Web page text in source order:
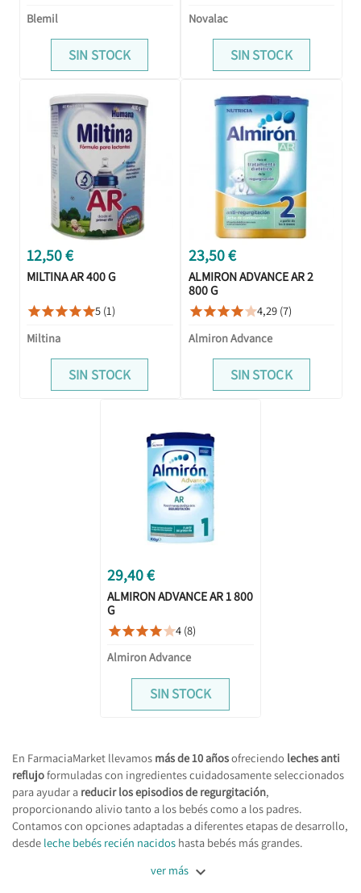
Blemil
SIN STOCK
Novalac
SIN STOCK
12,50 €
MILTINA AR 400 G
5 (1)
Miltina
SIN STOCK
23,50 €
ALMIRON ADVANCE AR 2
800 G
4,29 (7)
Almiron Advance
SIN STOCK
29,40 €
ALMIRON ADVANCE AR 1 800
G
4 (8)
Almiron Advance
SIN STOCK
En FarmaciaMarket llevamos más de 10 añosofreciendo leches anti
reflujoformuladas con ingredientes cuidadosamente seleccionados
para ayudar a reducir los episodios de regurgitación,
proporcionando alivio tanto a los bebés como a los padres.
Contamos con opciones adaptadas a diferentes etapas de desarrollo,
desde leche bebés recién nacidos hasta bebés más grandes.
ver más 